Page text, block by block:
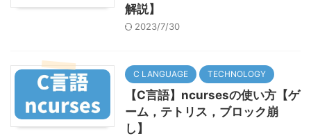
解説】
2023/7/30
C LANGUAGE TECHNOLOGY
【C言語】ncursesの使い方【ゲ
ーム，テトリス，ブロック崩
し】